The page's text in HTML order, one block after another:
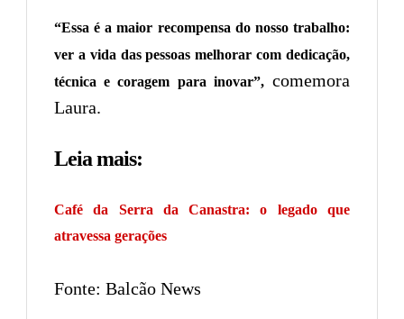
“Essa é a maior recompensa do nosso trabalho:
ver a vida das pessoas melhorar com dedicação,
técnica e coragem para inovar”,comemora
Laura.
Leia mais:
Café da Serra da Canastra: o legado que
atravessa gerações
Fonte: Balcão News